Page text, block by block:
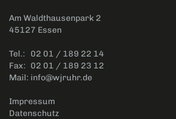
Am Waldthausenpark 2
45127 Essen
Tel.:
02 01 / 189 22 14
Fax: 02 01 / 189 23 12
Mail: info@wjruhr.de
Impressum
Datenschutz